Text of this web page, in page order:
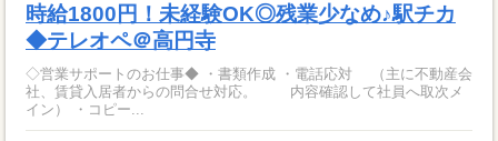
時給1800円！未経験OK◎残業少なめ♪駅チカ
◆テレオペ＠高円寺
◇営業サポートのお仕事◆ ・書類作成 ・電話応対 （主に不動産会
社、賃貸入居者からの問合せ対応。 内容確認して社員へ取次メ
イン） ・コピー...